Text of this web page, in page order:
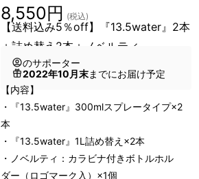
【送料込み5％off】『13.5water』2本
＋詰め替え2本＋ノベルティ
8,550円 (税込)
のサポーター
2022年10月末までにお届け予定
【内容】
・『13.5water』300mlスプレータイプ×2
本
・『13.5water』1L詰め替え×2本
・ノベルティ：カラビナ付きボトルホル
ダー（ロゴマーク入）×1個